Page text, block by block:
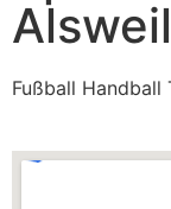
Fußball Handball